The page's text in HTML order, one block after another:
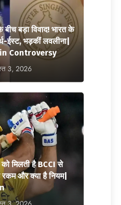
बड़ा विवाद! भारत के
ईस्ट, भड़कीं लवलीना|
Controversy
3, 2026
को मिलती है BCCI से
रकम और क्या है नियम|